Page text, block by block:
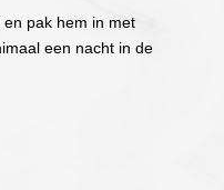
pak hem in met
een nacht in de